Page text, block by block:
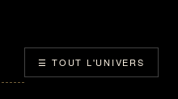
☰ TOUT L'UNIVERS